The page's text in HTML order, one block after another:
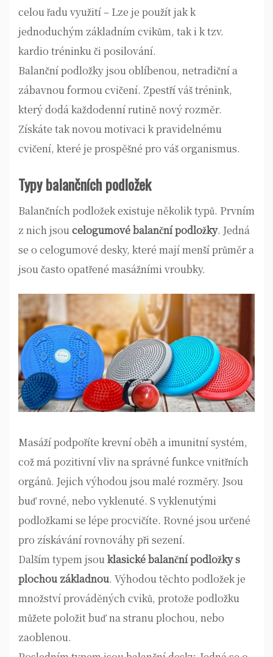
celou řadu využití – Lze je použít jak k
jednoduchým základním cvikům, tak i k tzv.
kardio tréninku či posilování.
Balanční podložky jsou oblíbenou, netradiční a
zábavnou formou cvičení. Zpestří váš trénink,
který dodá každodenní rutině nový rozměr.
Získáte tak novou motivaci k pravidelnému
cvičení, které je prospěšné pro váš organismus.
Typy balančních podložek
Balančních podložek existuje několik typů. Prvním
z nich jsoucelogumové balanční podložky. Jedná
se o celogumové desky, které mají menší průměr a
jsou často opatřené masážními vroubky.
Masáží podpoříte krevní oběh a imunitní systém,
což má pozitivní vliv na správné funkce vnitřních
orgánů. Jejich výhodou jsou malé rozměry. Jsou
buď rovné, nebo vyklenuté. S vyklenutými
podložkami se lépe procvičíte. Rovné jsou určené
pro získávání rovnováhy při sezení.
Dalším typem jsouklasické balanční podložky s
plochou základnou. Výhodou těchto podložek je
množství prováděných cviků, protože podložku
můžete položit buď na stranu plochou, nebo
zaoblenou.